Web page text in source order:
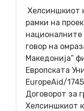
Хелсиншкиот
рамки на
говор на
Македонија”
Европската
EuropeAid/
Договорот за
Хелсиншкиот